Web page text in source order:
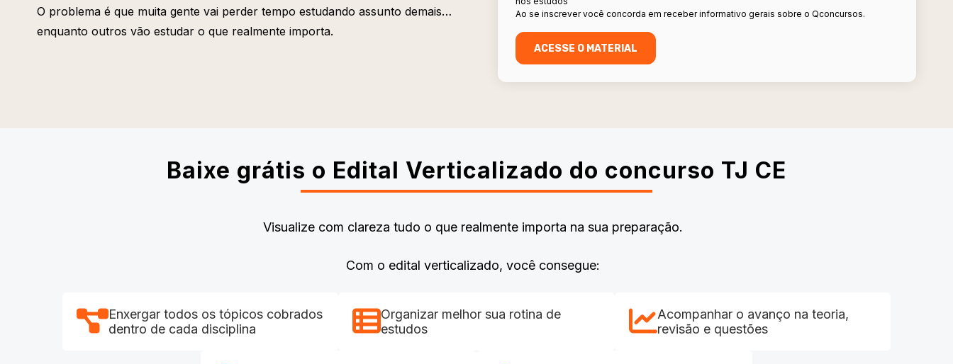
O problema é que muita gente vai perder tempo estudando assunto demais…
enquanto outros vão estudar o que realmente importa.
Ao se inscrever você concorda em receber informativo gerais sobre o Qconcursos.
Baixe grátis o Edital Verticalizado do concurso TJ CE
Visualize com clareza tudo o que realmente importa na sua preparação.
Com o edital verticalizado, você consegue:
Enxergar todos os tópicos cobrados
dentro de cada disciplina
Organizar melhor sua rotina de
estudos
Acompanhar o avanço na teoria,
revisão e questões